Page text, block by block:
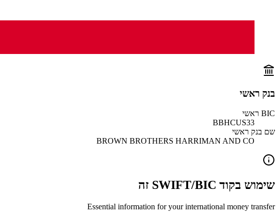
בנק ראשי
BIC ראשי
BBHCUS33
שם בנק ראשי
BROWN BROTHERS HARRIMAN AND CO
שימוש בקוד SWIFT/BIC זה
Essential information for your international money transfer